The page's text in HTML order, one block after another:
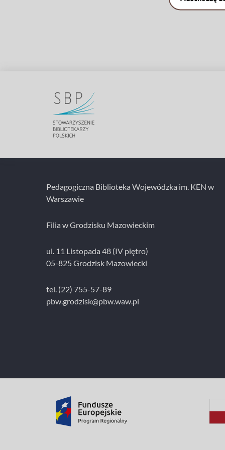
Pedagogiczna Biblioteka Wojewódzka im. KEN w
Warszawie
Filia w Grodzisku Mazowieckim
ul. 11 Listopada 48 (IV piętro)
05-825 Grodzisk Mazowiecki
tel. (22) 755-57-89
pbw.grodzisk@pbw.waw.pl